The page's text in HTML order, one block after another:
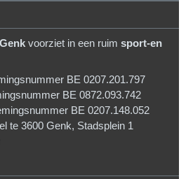
voorziet in een ruim sport-en
BE 0207.201.797
BE 0872.093.742
BE 0207.148.052
te 3600 Genk, Stadsplein 1